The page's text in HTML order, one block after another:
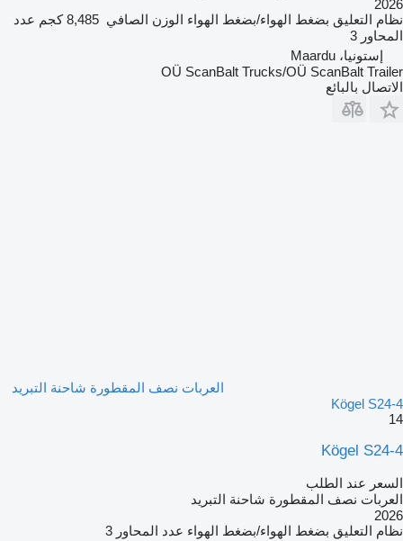
2026
نظام التعليق بضغط الهواء/بضغط الهواء الوزن الصافي 8,485 كجم
عدد
المحاور 3
إستونيا، Maardu
OÜ ScanBalt Trucks/OÜ ScanBalt Trailer
الاتصال بالبائع
العربات نصف المقطورة شاحنة التبريد
Kögel S24-4
14
Kögel S24-4
السعر عند الطلب
العربات نصف المقطورة شاحنة التبريد
2026
نظام التعليق بضغط الهواء/بضغط الهواء عدد المحاور 3